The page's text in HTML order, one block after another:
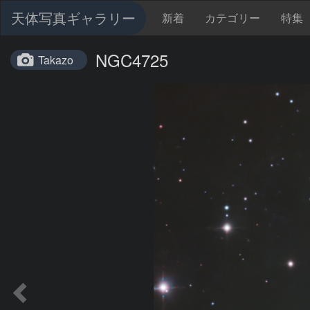
天体写真ギャラリー 新着 カテゴリー 特集
Takazo NGC4725